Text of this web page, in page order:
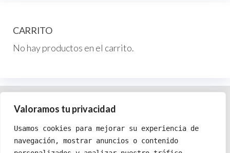
Valoramos tu privacidad
Usamos cookies para mejorar su experiencia de
navegación, mostrar anuncios o contenido
página
CARRITO
No hay productos en el carrito.
Política de cookies
Política de privacidad
Términos y condiciones